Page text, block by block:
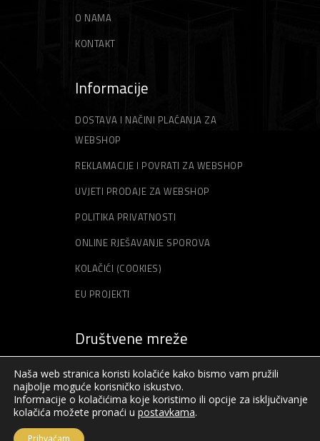
O NAMA
KONTAKT
Informacije
DOSTAVA I NAČINI PLAĆANJA ZA
WEBSHOP
REKLAMACIJE I POVRATI ZA WEBSHOP
UVJETI PRODAJE ZA WEBSHOP
POLITIKA PRIVATNOSTI
ONLINE RJEŠAVANJE SPOROVA
KOLAČIĆI (COOKIES)
EU PROJEKTI
Društvene mreže
Naša web stranica koristi kolačiće kako bismo vam pružili
najbolje moguće korisničko iskustvo.
Informacije o kolačićima koje koristimo ili opcije za isključivanje
kolačića možete pronaći u postavkama.
Prihvaćam